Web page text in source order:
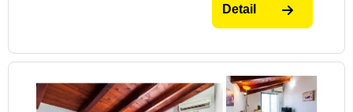
Detail